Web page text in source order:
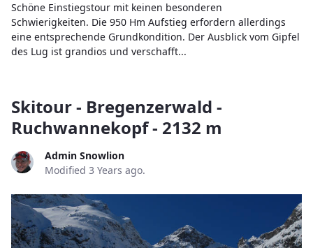
Schöne Einstiegstour mit keinen besonderen
Schwierigkeiten. Die 950 Hm Aufstieg erfordern allerdings
eine entsprechende Grundkondition. Der Ausblick vom Gipfel
des Lug ist grandios und verschafft...
Skitour - Bregenzerwald -
Ruchwannekopf - 2132 m
Admin Snowlion
Modified 3 Years ago.